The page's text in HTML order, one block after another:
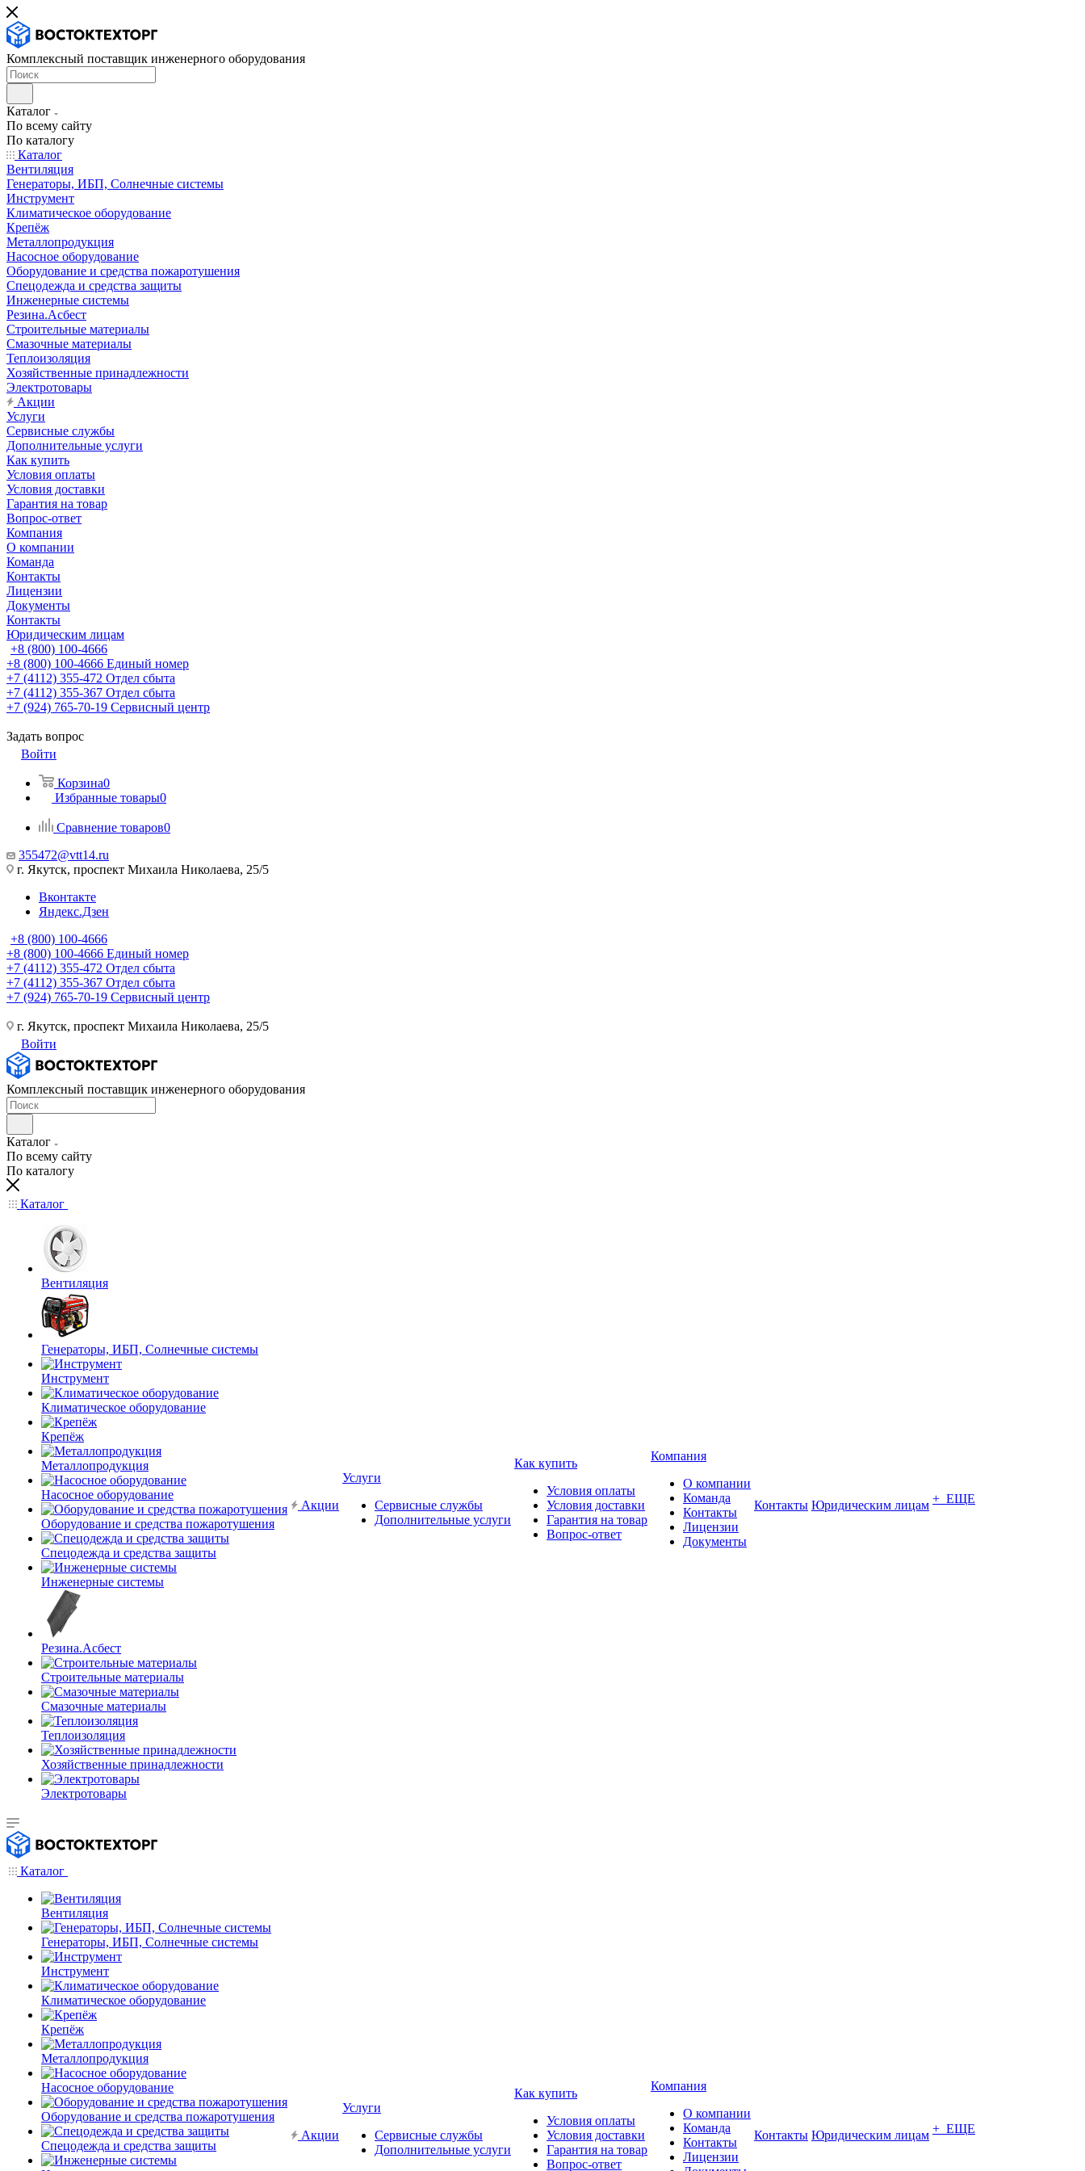
Комплексный поставщик инженерного оборудования
Каталог
По всему сайту
По каталогу
Каталог
Вентиляция
Генераторы, ИБП, Солнечные системы
Инструмент
Климатическое оборудование
Крепёж
Металлопродукция
Насосное оборудование
Оборудование и средства пожаротушения
Спецодежда и средства защиты
Инженерные системы
Резина.Асбест
Строительные материалы
Смазочные материалы
Теплоизоляция
Хозяйственные принадлежности
Электротовары
Акции
Услуги
Сервисные службы
Дополнительные услуги
Как купить
Условия оплаты
Условия доставки
Гарантия на товар
Вопрос-ответ
Компания
О компании
Команда
Контакты
Лицензии
Документы
Контакты
Юридическим лицам
+8 (800) 100-4666
+8 (800) 100-4666 Единый номер
+7 (4112) 355-472 Отдел сбыта
+7 (4112) 355-367 Отдел сбыта
+7 (924) 765-70-19 Сервисный центр
Задать вопрос
Войти
Корзина0
Избранные товары0
Сравнение товаров0
355472@vtt14.ru
г. Якутск, проспект Михаила Николаева, 25/5
Вконтакте
Яндекс.Дзен
+8 (800) 100-4666
+8 (800) 100-4666 Единый номер
+7 (4112) 355-472 Отдел сбыта
+7 (4112) 355-367 Отдел сбыта
+7 (924) 765-70-19 Сервисный центр
г. Якутск, проспект Михаила Николаева, 25/5
Войти
Комплексный поставщик инженерного оборудования
Каталог
По всему сайту
По каталогу
Каталог
Вентиляция
Генераторы, ИБП, Солнечные системы
Инструмент
Климатическое оборудование
Крепёж
Металлопродукция
Насосное оборудование
Оборудование и средства пожаротушения
Спецодежда и средства защиты
Инженерные системы
Резина.Асбест
Строительные материалы
Смазочные материалы
Теплоизоляция
Хозяйственные принадлежности
Электротовары
Акции
Услуги
Сервисные службы
Дополнительные услуги
Как купить
Условия оплаты
Условия доставки
Гарантия на товар
Вопрос-ответ
Компания
О компании
Команда
Контакты
Лицензии
Документы
Контакты Юридическим лицам + ЕЩЕ
Каталог
Вентиляция
Генераторы, ИБП, Солнечные системы
Инструмент
Климатическое оборудование
Крепёж
Металлопродукция
Насосное оборудование
Оборудование и средства пожаротушения
Спецодежда и средства защиты
Акции
Услуги
Сервисные службы
Дополнительные услуги
Как купить
Условия оплаты
Условия доставки
Гарантия на товар
Вопрос-ответ
Компания
О компании
Команда
Контакты
Лицензии
Контакты Юридическим лицам + ЕЩЕ